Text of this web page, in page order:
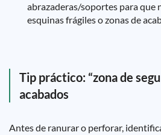
abrazaderas/soportes para que
esquinas frágiles o zonas de
Tip práctico: “zona de
acabados
Antes de ranurar o perforar,